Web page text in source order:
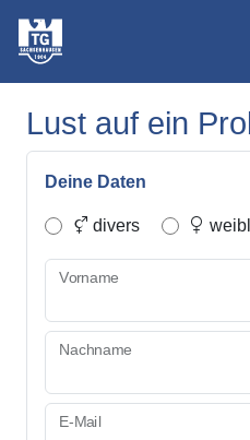
Lust auf ein
Deine Daten
divers
Vorname
Nachname
E-Mail